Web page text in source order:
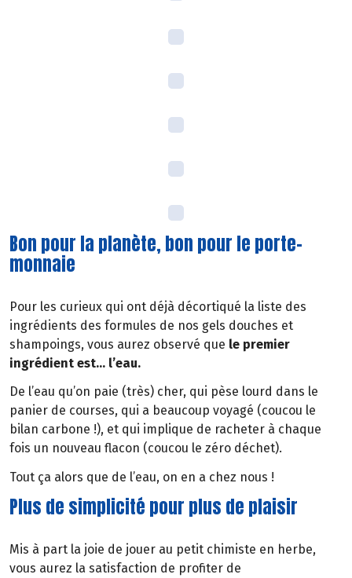
Bon pour la planète, bon pour le porte-
monnaie
Pour les curieux qui ont déjà décortiqué la liste des
ingrédients des formules de nos gels douches et
shampoings, vous aurez observé que le premier
ingrédient est… l’eau.
De l’eau qu’on paie (très) cher, qui pèse lourd dans le
panier de courses, qui a beaucoup voyagé (coucou le
bilan carbone !), et qui implique de racheter à chaque
fois un nouveau flacon (coucou le zéro déchet).
Tout ça alors que de l’eau, on en a chez nous !
Plus de simplicité pour plus de plaisir
Mis à part la joie de jouer au petit chimiste en herbe,
vous aurez la satisfaction de profiter de